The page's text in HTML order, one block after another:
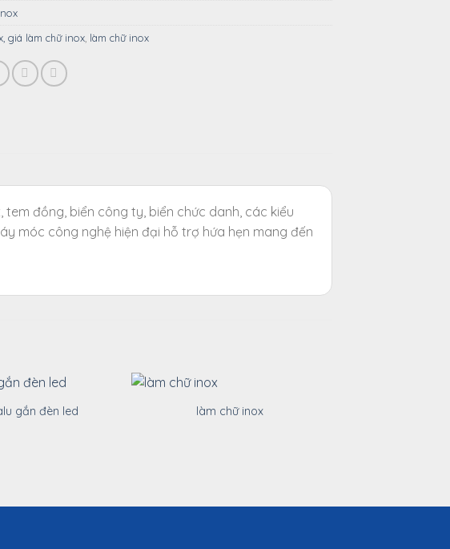
giá làm chữ inox làm chữ inox
đồng, biển công ty, biển chức danh, các kiểu
móc công nghệ hiện đại hỗ trợ hứa hẹn mang đến
gắn đèn led làm chữ inox